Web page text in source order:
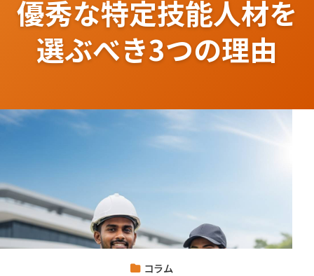
優秀な特定技能人材を
選ぶべき3つの理由
コラム